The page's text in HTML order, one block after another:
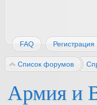
FAQ Регистрация
Список форумов
Армия и